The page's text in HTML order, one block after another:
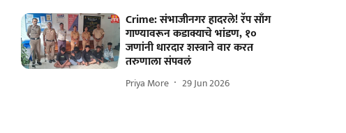
Crime: संभाजीनगर हादरले! रॅप साँग
गाण्यावरून कडाक्याचे भांडण, १०
जणांनी धारदार शस्त्राने वार करत
तरुणाला संपवलं
Priya More 29 Jun 2026